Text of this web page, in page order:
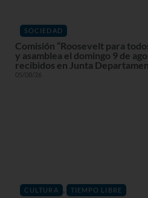
SOCIEDAD
Comisión “Roosevelt para
y asamblea el domingo 9 de
recibidos en Junta
05/08/26
CULTURA , TIEMPO LIBRE